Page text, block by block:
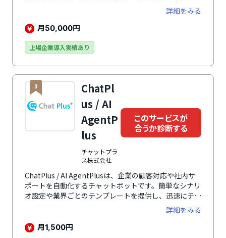
ン告知やクーポン発行、チャットサポートなどにより、
一人ひとりの状況に合った最適な接客を実現し、顧客体
験（CX）を向上。購買率の向上やサイト内回遊・会員
月のサービス提供開始から、累計導入数は1,500社・
ってきた実績と信頼で、企業規模問わず、業種も幅広い
企業で利用されています。
詳細をみる
月50,000円
上場企業導入実績あり
3
ChatPl
us / AI
AgentP
lus
チャットプラ
ス株式会社
このサービスが
合うか診断する
ChatPlus / AI AgentPlusは、企業の顧客対応や社内サ
ポートを自動化するチャットボットです。簡単なシナリ
オ設定や業界ごとのテンプレートを提供し、迅速にチャ
ットボットを導入・運用可能です。また、生成AIを活用
してQ&Aの自動作成やサジェスト機能なども備えてお
り、問い合わせ対応の効率化や運用コスト削減に貢献し
詳細をみる
月1,500円